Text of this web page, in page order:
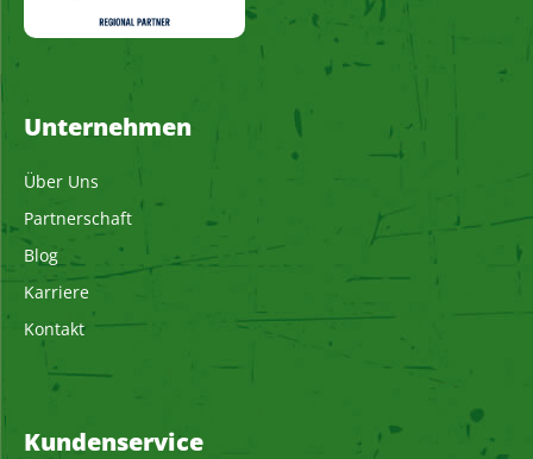
Unternehmen
Über Uns
Partnerschaft
Blog
Karriere
Kontakt
Kundenservice